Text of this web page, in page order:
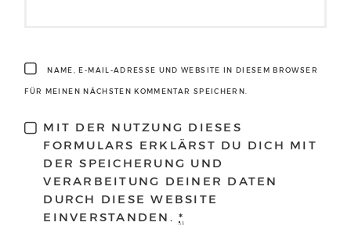
NAME, E-MAIL-ADRESSE UND WEBSITE IN DIESEM BROWSER
FÜR MEINEN NÄCHSTEN KOMMENTAR SPEICHERN.
MIT DER NUTZUNG DIESES
FORMULARS ERKLÄRST DU DICH MIT
DER SPEICHERUNG UND
VERARBEITUNG DEINER DATEN
DURCH DIESE WEBSITE
EINVERSTANDEN.*